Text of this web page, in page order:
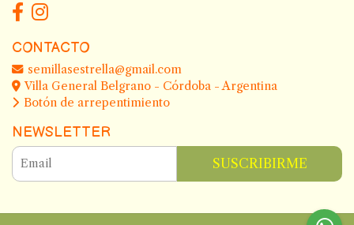
CONTACTO
semillasestrella@gmail.com
Villa General Belgrano - Córdoba - Argentina
Botón de arrepentimiento
NEWSLETTER
SUSCRIBIRME